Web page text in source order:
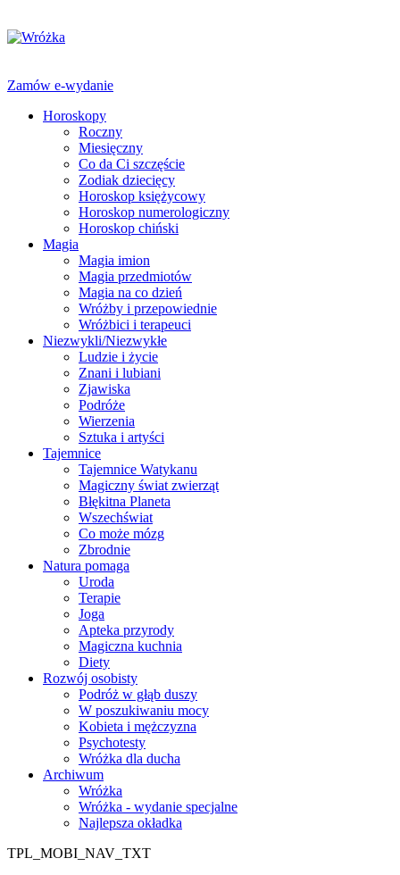
Zamów e-wydanie
Horoskopy
Roczny
Miesięczny
Co da Ci szczęście
Zodiak dziecięcy
Horoskop księżycowy
Horoskop numerologiczny
Horoskop chiński
Magia
Magia imion
Magia przedmiotów
Magia na co dzień
Wróżby i przepowiednie
Wróżbici i terapeuci
Niezwykli/Niezwykłe
Ludzie i życie
Znani i lubiani
Zjawiska
Podróże
Wierzenia
Sztuka i artyści
Tajemnice
Tajemnice Watykanu
Magiczny świat zwierząt
Błękitna Planeta
Wszechświat
Co może mózg
Zbrodnie
Natura pomaga
Uroda
Terapie
Joga
Apteka przyrody
Magiczna kuchnia
Diety
Rozwój osobisty
Podróż w głąb duszy
W poszukiwaniu mocy
Kobieta i mężczyzna
Psychotesty
Wróżka dla ducha
Archiwum
Wróżka
Wróżka - wydanie specjalne
Najlepsza okładka
TPL_MOBI_NAV_TXT